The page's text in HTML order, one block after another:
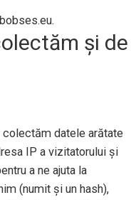
și de
datele arătate
IP a vizitatorului și
a ne ajuta la
(numit și un hash),